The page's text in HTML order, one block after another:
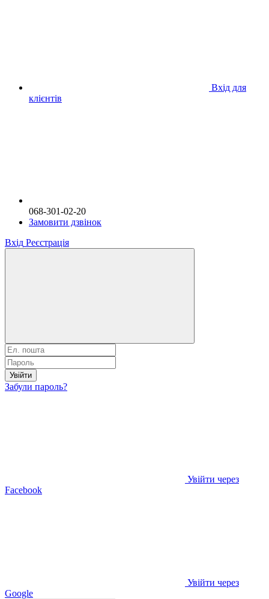
Вхід для
клієнтів
068-301-02-20
Замовити дзвінок
Вхід Реєстрація
Увійти
Забули пароль?
Увійти через
Facebook
Увійти через
Google